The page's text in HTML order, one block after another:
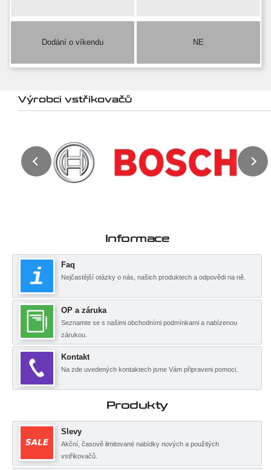
Dodání o víkendu NE
Výrobci vstřikovačů
Informace
Faq
Nejčastější otázky o nás, našich produktech a odpovědi na ně.
OP a záruka
Seznamte se s našimi obchodními podmínkami a nabízenou
zárukou.
Kontakt
Na zde uvedených kontaktech jsme Vám připraveni pomoci.
Produkty
Slevy
Akční, časově limitované nabídky nových a použitých
vstřikovačů.